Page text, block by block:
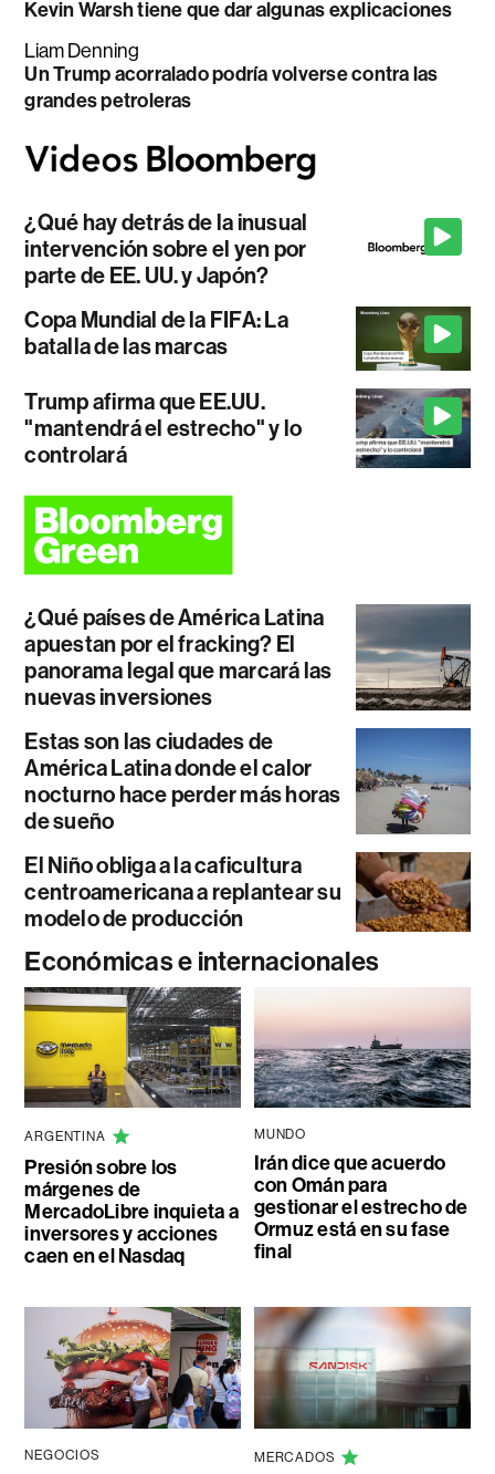
Kevin Warsh tiene que dar algunas explicaciones
Liam Denning
Un Trump acorralado podría volverse contra las
grandes petroleras
¿Qué hay detrás de la inusual
intervención sobre el yen por
parte de EE. UU. y Japón?
Copa Mundial de la FIFA: La
batalla de las marcas
Trump afirma que EE.UU.
"mantendrá el estrecho" y lo
controlará
¿Qué países de América Latina
apuestan por el fracking? El
panorama legal que marcará las
nuevas inversiones
Estas son las ciudades de
América Latina donde el calor
nocturno hace perder más horas
de sueño
El Niño obliga a la caficultura
centroamericana a replantear su
modelo de producción
Económicas e internacionales
ARGENTINA
Presión sobre los
márgenes de
MercadoLibre inquieta a
inversores y acciones
caen en el Nasdaq
MUNDO
Irán dice que acuerdo
con Omán para
gestionar el estrecho de
Ormuz está en su fase
final
NEGOCIOS MERCADOS